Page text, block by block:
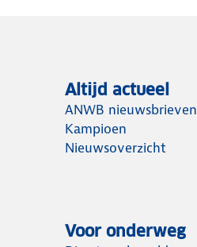
Altijd actueel
ANWB nieuwsbrieven
Kampioen
Nieuwsoverzicht
Voor onderweg